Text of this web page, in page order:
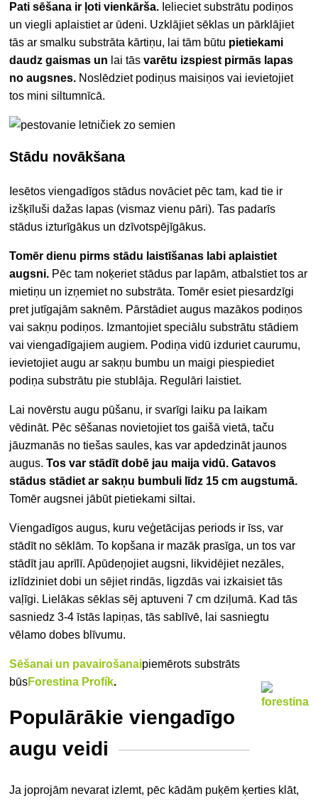
Pati sēšana ir ļoti vienkārša. Ielieciet substrātu podiņos
un viegli aplaistiet ar ūdeni. Uzklājiet sēklas un pārklājiet
tās ar smalku substrāta kārtiņu, lai tām būtu pietiekami
daudz gaismas un lai tāsvarētu izspiest pirmās lapas
no augsnes. Noslēdziet podiņus maisiņos vai ievietojiet
tos mini siltumnīcā.
Stādu novākšana
Iesētos viengadīgos stādus novāciet pēc tam, kad tie ir
izšķīluši dažas lapas (vismaz vienu pāri). Tas padarīs
stādus izturīgākus un dzīvotspējīgākus.
Tomēr dienu pirms stādu laistīšanas labi aplaistiet
augsni. Pēc tam noķeriet stādus par lapām, atbalstiet tos ar
mietiņu un izņemiet no substrāta. Tomēr esiet piesardzīgi
pret jutīgajām saknēm. Pārstādiet augus mazākos podiņos
vai sakņu podiņos. Izmantojiet speciālu substrātu stādiem
vai viengadīgajiem augiem. Podiņa vidū izduriet caurumu,
ievietojiet augu ar sakņu bumbu un maigi piespiediet
podiņa substrātu pie stublāja. Regulāri laistiet.
Lai novērstu augu pūšanu, ir svarīgi laiku pa laikam
vēdināt. Pēc sēšanas novietojiet tos gaišā vietā, taču
jāuzmanās no tiešas saules, kas var apdedzināt jaunos
augus.Tos var stādīt dobē jau maija vidū. Gatavos
stādus stādiet ar sakņu bumbuli līdz 15 cm augstumā.
Tomēr augsnei jābūt pietiekami siltai.
Viengadīgos augus, kuru veģetācijas periods ir īss, var
stādīt no sēklām. To kopšana ir mazāk prasīga, un tos var
stādīt jau aprīlī. Apūdeņojiet augsni, likvidējiet nezāles,
izlīdziniet dobi un sējiet rindās, ligzdās vai izkaisiet tās
vaļīgi. Lielākas sēklas sēj aptuveni 7 cm dziļumā. Kad tās
sasniedz 3-4 īstās lapiņas, tās sablīvē, lai sasniegtu
vēlamo dobes blīvumu.
Sēšanai un pavairošanaipiemērots substrāts
būsForestina Profík.
Populārākie viengadīgo
augu veidi
Ja joprojām nevarat izlemt, pēc kādām puķēm ķerties klāt,